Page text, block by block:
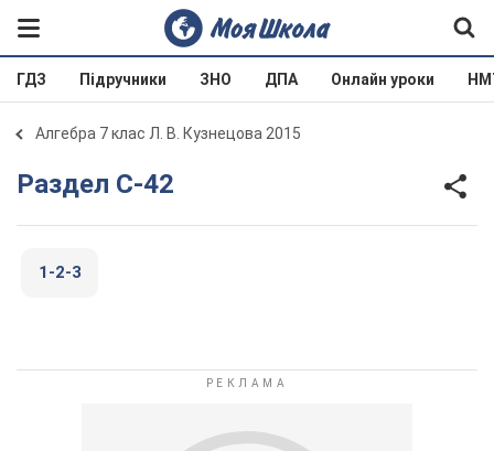
ГДЗ Підручники ЗНО ДПА Онлайн уроки
Алгебра 7 клас Л. В. Кузнецова 2015
Раздел С-42
1-2-3